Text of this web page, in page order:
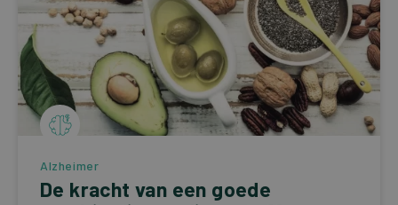
Alzheimer
De kracht van een goede